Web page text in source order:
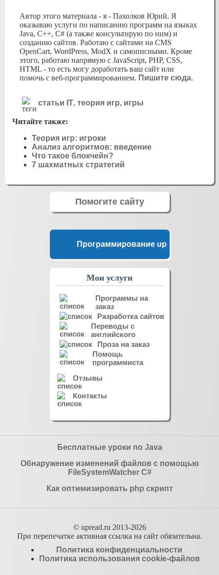
Автор этого материала - я - Пахолков Юрий. Я
оказываю услуги по написанию программ на языках
Java, C++, C# (а также консультирую по ним) и
созданию сайтов. Работаю с сайтами на CMS
OpenCart, WordPress, ModX и самописными. Кроме
этого, работаю напрямую с JavaScript, PHP, CSS,
HTML - то есть могу доработать ваш сайт или
помочь с веб-программированием. Пишите сюда.
статьи IT, теория игр, игры
Читайте также:
Теория игр: игроки
Анализ алгоритмов: введение
Что такое блокчейн?
7 шахматных стратегий
Помогите сайту
Программирование up
Мои услуги
Программы на
заказ
Разработка сайтов
Переводы с
английского
Проза на заказ
Помощь
программиста
Отзывы
Контакты
Бесплатные уроки по Java
Обнаружение изменений файлов с помощью
FileSystemWatcher C#
Как оптимизировать php скрипт
© upread.ru 2013-2026
При перепечатке активная ссылка на сайт обязательна.
Политика конфиденциальности
Политика использования cookie-файлов